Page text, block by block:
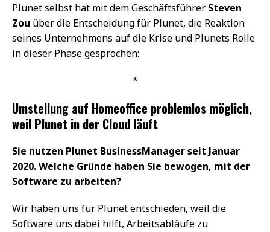
Plunet selbst hat mit dem Geschäftsführer Steven
Zou über die Entscheidung für Plunet, die Reaktion
seines Unternehmens auf die Krise und Plunets Rolle
in dieser Phase gesprochen:
*
Umstellung auf Homeoffice problemlos möglich,
weil Plunet in der Cloud läuft
Sie nutzen Plunet BusinessManager seit Januar
2020. Welche Gründe haben Sie bewogen, mit der
Software zu arbeiten?
Wir haben uns für Plunet entschieden, weil die
Software uns dabei hilft, Arbeitsabläufe zu